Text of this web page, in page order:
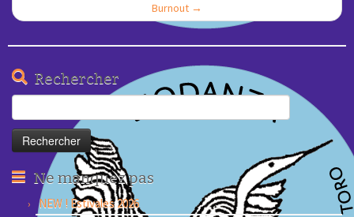
Burnout →
Rechercher
Ne manquez pas
NEW ! Estivales 2026